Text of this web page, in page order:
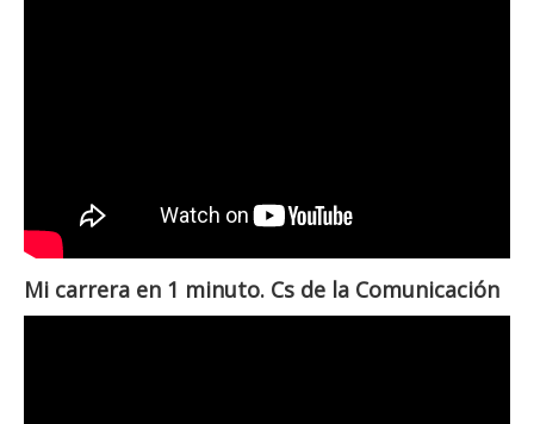
Mi carrera en 1 minuto. Cs de la Comunicación